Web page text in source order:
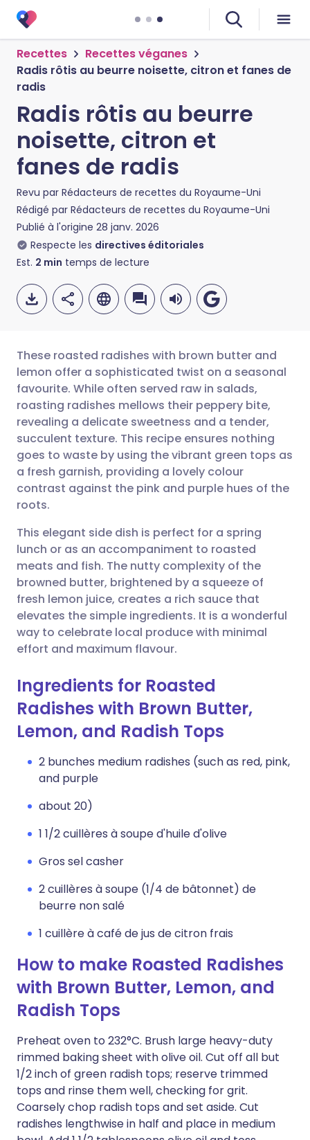
Recettes
Recettes véganes
Radis rôtis au beurre noisette, citron et fanes de
radis
Radis rôtis au beurre
noisette, citron et
fanes de radis
Revu par Rédacteurs de recettes du Royaume-Uni
Rédigé par Rédacteurs de recettes du Royaume-Uni
Publié à l'origine 28 janv. 2026
Respecte les directives éditoriales
Est. 2 min temps de lecture
Partager par email
Partager sur Facebook
Partager via LinkedIn
Partager via WhatsApp
Copier le lien
🇬🇧 English 🇩🇪 Deutsch
🇪🇸 Español 🇫🇷 Français
🇮🇹 Italiano 🇵🇹
🇸🇦 عربي 🇸🇪 Svenska
These roasted radishes with brown butter and
lemon offer a sophisticated twist on a seasonal
favourite. While often served raw in salads,
roasting radishes mellows their peppery bite,
revealing a delicate sweetness and a tender,
succulent texture. This recipe ensures nothing
goes to waste by using the vibrant green tops as
a fresh garnish, providing a lovely colour
contrast against the pink and purple hues of the
roots.
This elegant side dish is perfect for a spring
lunch or as an accompaniment to roasted
meats and fish. The nutty complexity of the
browned butter, brightened by a squeeze of
fresh lemon juice, creates a rich sauce that
elevates the simple ingredients. It is a wonderful
way to celebrate local produce with minimal
effort and maximum flavour.
Ingredients for Roasted
Radishes with Brown Butter,
Lemon, and Radish Tops
2 bunches medium radishes (such as red, pink,
and purple
about 20)
1 1/2 cuillères à soupe d'huile d'olive
Gros sel casher
2 cuillères à soupe (1/4 de bâtonnet) de
beurre non salé
1 cuillère à café de jus de citron frais
How to make Roasted Radishes
with Brown Butter, Lemon, and
Radish Tops
Preheat oven to 232°C. Brush large heavy-duty
rimmed baking sheet with olive oil. Cut off all but
1/2 inch of green radish tops; reserve trimmed
tops and rinse them well, checking for grit.
Coarsely chop radish tops and set aside. Cut
radishes lengthwise in half and place in medium